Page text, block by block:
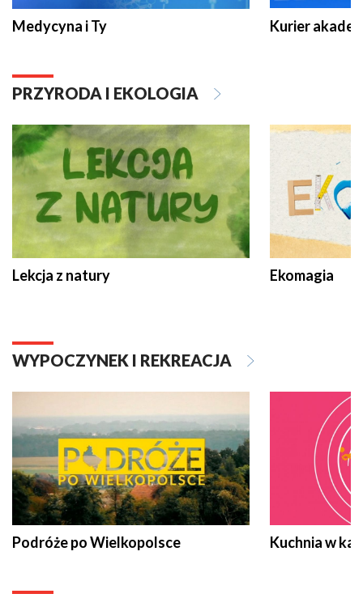
Medycyna i Ty Kurier
PRZYRODA I EKOLOGIA
Lekcja z natury Ekomagia
WYPOCZYNEK I REKREACJA
Podróże po Wielkopolsce Kuchnia w